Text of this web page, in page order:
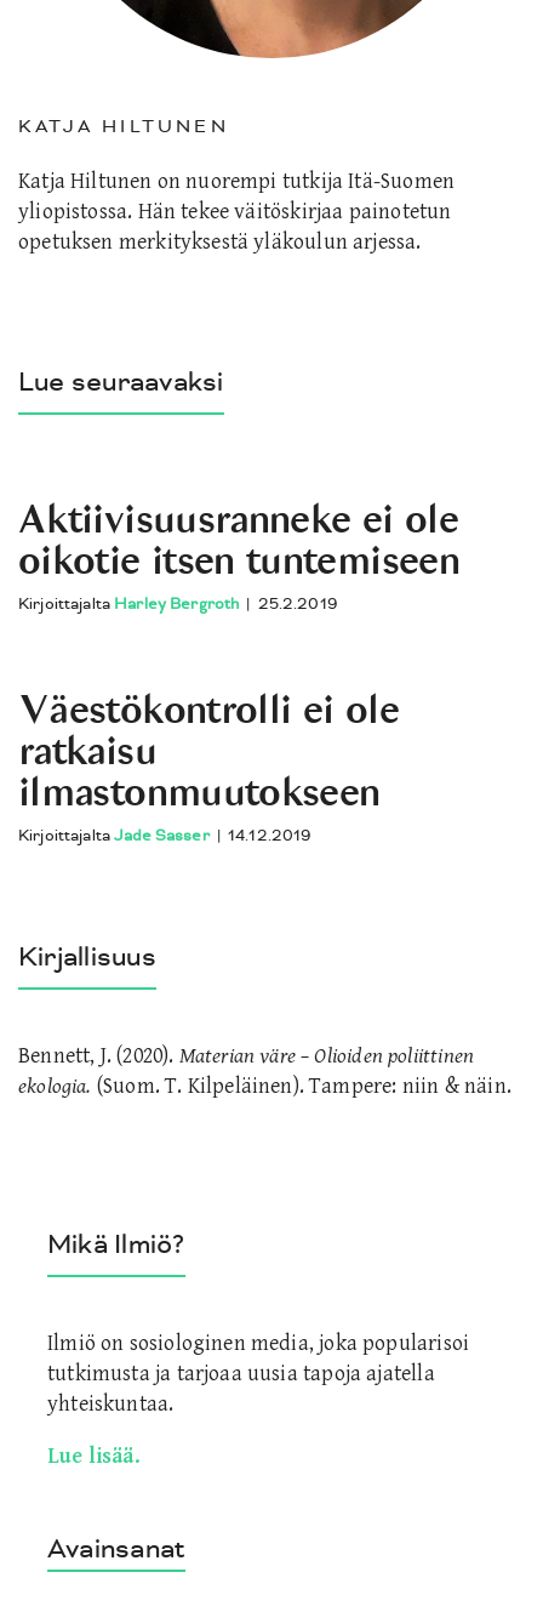
Mikä Ilmiö?
Ilmiö on sosiologinen media, joka popularisoi
tutkimusta ja tarjoaa uusia tapoja ajatella
yhteiskuntaa.
Lue lisää.
Avainsanat
KATJA HILTUNEN
Katja Hiltunen on nuorempi tutkija Itä-Suomen
yliopistossa. Hän tekee väitöskirjaa painotetun
opetuksen merkityksestä yläkoulun arjessa.
Lue seuraavaksi
Aktiivisuusranneke ei ole
oikotie itsen tuntemiseen
Kirjoittajalta Harley Bergroth | 25.2.2019
Väestökontrolli ei ole
ratkaisu
ilmastonmuutokseen
KirjoittajaltaJade Sasser | 14.12.2019
Kirjallisuus
Bennett, J. (2020). Materian väre – Olioiden poliittinen
ekologia. (Suom. T. Kilpeläinen). Tampere: niin & näin.